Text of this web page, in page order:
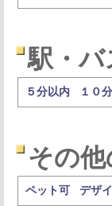
駅・バ
５分以内 １０
その
ペット可 デザ